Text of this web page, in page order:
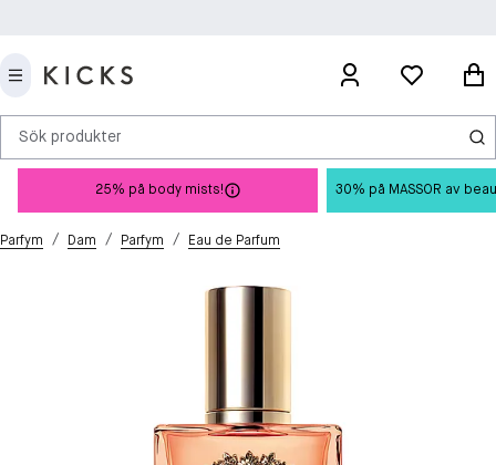
Sök produkter
25% på body mists! 30% på MASSOR av
Parfym / Dam / Parfym / Eau de Parfum